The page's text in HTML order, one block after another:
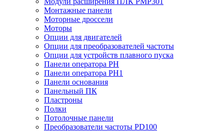
Монтажные панели
Моторные дроссели
Моторы
Опции для двигателей
Опции для преобразователей частоты
Опции для устройств плавного пуска
Панели оператора PH
Панели оператора PH1
Панели основания
Панельный ПК
Пластроны
Полки
Потолочные панели
Преобразователи частоты PD100